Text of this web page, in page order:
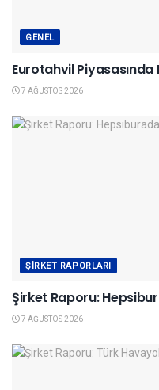
GENEL
Eurotahvil
7 AĞUSTOS 2026
ŞIRKET RAPORLARI
Şirket Raporu:
7 AĞUSTOS 2026